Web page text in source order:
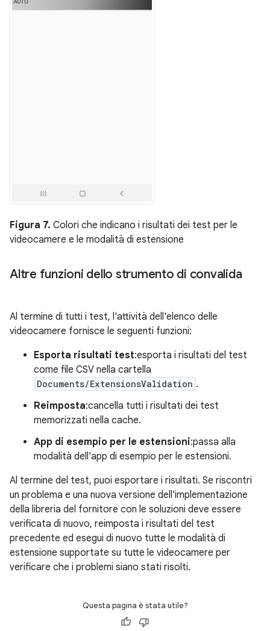
Figura 7. Colori che indicano i risultati dei test per le
videocamere e le modalità di estensione
Altre funzioni dello strumento di convalida
Al termine di tutti i test, l'attività dell'elenco delle
videocamere fornisce le seguenti funzioni:
Esporta risultati test:esporta i risultati del test
come file CSV nella cartella
Documents/ExtensionsValidation .
Reimposta:cancella tutti i risultati dei test
memorizzati nella cache.
App di esempio per le estensioni:passa alla
modalità dell'app di esempio per le estensioni.
Al termine del test, puoi esportare i risultati. Se riscontri
un problema e una nuova versione dell'implementazione
della libreria del fornitore con le soluzioni deve essere
verificata di nuovo, reimposta i risultati del test
precedente ed esegui di nuovo tutte le modalità di
estensione supportate su tutte le videocamere per
verificare che i problemi siano stati risolti.
Questa pagina è stata utile?